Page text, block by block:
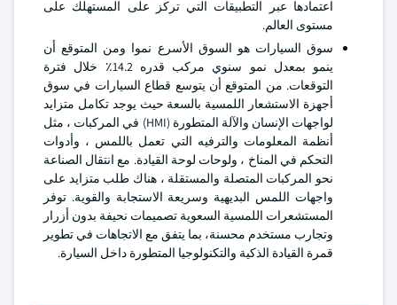
اعتمادها عبر التطبيقات التي تركز على المستهلك على
مستوى العالم.
سوق السيارات هو السوق الأسرع نموا ومن المتوقع أن
ينمو بمعدل نمو سنوي مركب قدره 14.2٪ خلال فترة
التوقعات. من المتوقع أن يتوسع قطاع السيارات في سوق
أجهزة الاستشعار اللمسية بالسعة حيث يوجد تكامل متزايد
لواجهات الإنسان والآلة المتطورة (HMI) في المركبات ، مثل
أنظمة المعلومات والترفيه التي تعمل باللمس ، وأدوات
التحكم في المناخ ، ولوحات لوحة القيادة. مع انتقال الصناعة
نحو المركبات المتصلة والمستقلة ، هناك طلب متزايد على
واجهات اللمس البديهية وسريعة الاستجابة والقوية. توفر
المستشعرات اللمسية السعوية تصميمات نحيفة بدون أزرار
وتجارب مستخدم محسنة، بما يتفق مع الاتجاهات في تطوير
قمرة القيادة الذكية والتكنولوجيا المتطورة داخل السيارة.